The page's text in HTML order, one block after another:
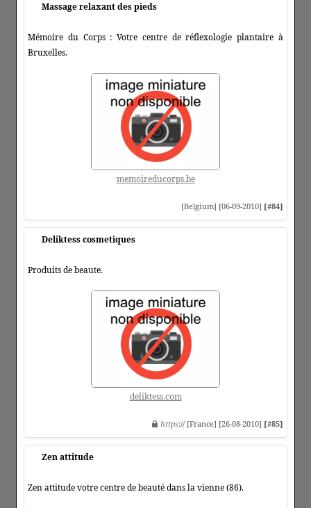
Massage relaxant des pieds
Mémoire du Corps : Votre centre de réflexologie plantaire à
Bruxelles.
memoireducorps.be
[Belgium] [06-09-2010] [#84]
Deliktess cosmetiques
Produits de beaute.
deliktess.com
https:// [France] [26-08-2010] [#85]
Zen attitude
Zen attitude votre centre de beauté dans la vienne (86).